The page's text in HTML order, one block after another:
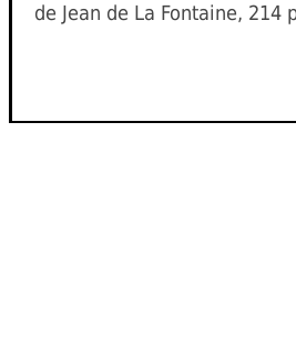
de Jean de La Fontaine, 214